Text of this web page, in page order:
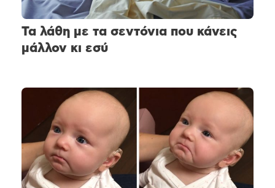
Τα λάθη με τα σεντόνια που κάνεις
μάλλον κι εσύ